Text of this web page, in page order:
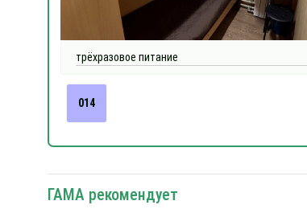
трёхразовое питание
014
ГАМА рекомендует